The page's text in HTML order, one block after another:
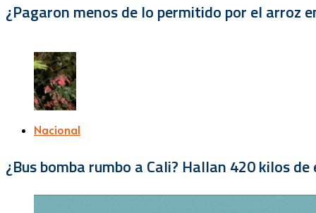
¿Pagaron menos de lo permitido por el arroz
Nacional
¿Bus bomba rumbo a Cali? Hallan 420 kilos